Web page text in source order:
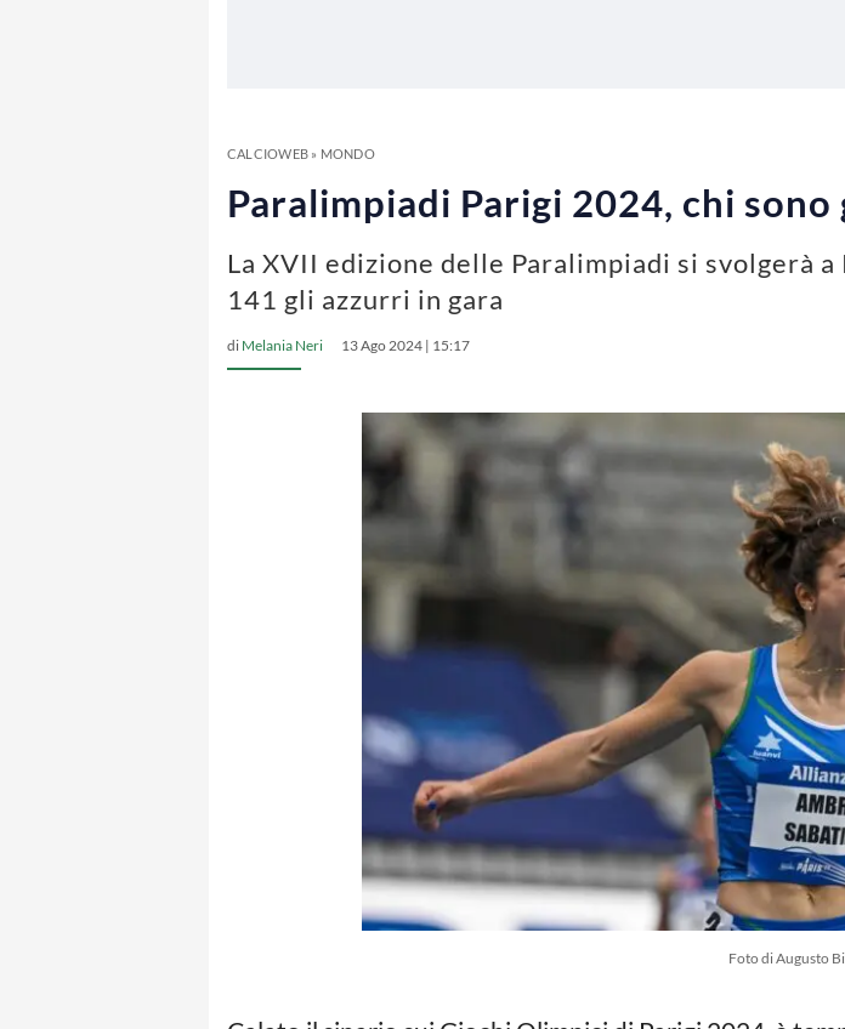
CALCIOWEB» MONDO
Paralimpiadi Parigi 2024, chi
La XVII edizione delle Paralimpiadi si svolgerà
141 gli azzurri in gara
di Melania Neri 13 Ago 2024 | 15:17
Foto di Augusto